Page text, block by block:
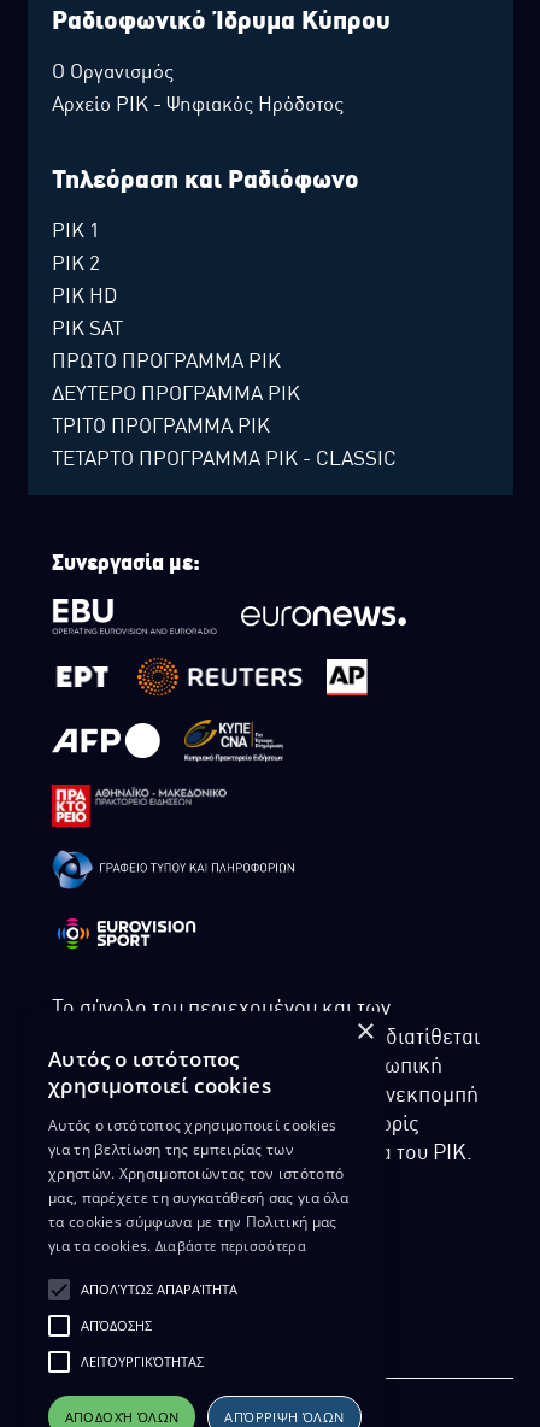
Ραδιοφωνικό Ίδρυμα Κύπρου
Ο Οργανισμός
Αρχείο ΡΙΚ - Ψηφιακός Ηρόδοτος
Τηλεόραση και Ραδιόφωνο
ΡΙΚ 1
ΡΙΚ 2
ΡΙΚ HD
ΡΙΚ SAT
ΠΡΩΤΟ ΠΡΟΓΡΑΜΜΑ ΡΙΚ
ΔΕΥΤΕΡΟ ΠΡΟΓΡΑΜΜΑ ΡΙΚ
ΤΡΙΤΟ ΠΡΟΓΡΑΜΜΑ ΡΙΚ
ΤΕΤΑΡΤΟ ΠΡΟΓΡΑΜΜΑ ΡΙΚ - CLASSIC
Συνεργασία με:
Το σύνολο του περιεχομένου και των
υπηρεσιών της ιστοσελίδας του ΡΙΚ διατίθεται
στους επισκέπτες αυστηρά για προσωπική
χρήση. Απαγορεύεται η χρήση ή επανεκπομπή
του, σε οποιοδήποτε μορφή, με ή χωρίς
επεξεργασία και χωρίς γραπτή άδεια του ΡΙΚ.
ΔΙΚΑΙΩΜΑ ΠΡΟΣΤΑΣΙΑΣ ΔΕΔΟΜΕΝΩΝ
ΔΙΑΘΕΣΗ ΑΡΧΕΙΑΚΟΥ ΥΛΙΚΟΥ
ΠΟΛΙΤΙΚΗ ΑΠΟΡΡΗΤΟΥ EUROVISION
×
Αυτός ο ιστότοπος
χρησιμοποιεί cookies
Αυτός ο ιστότοπος χρησιμοποιεί cookies
για τη βελτίωση της εμπειρίας των
χρηστών. Χρησιμοποιώντας τον ιστότοπό
μας, παρέχετε τη συγκατάθεσή σας για όλα
τα cookies σύμφωνα με την Πολιτική μας
για τα cookies. Διαβάστε περισσότερα
ΑΠΟΛΎΤΩΣ ΑΠΑΡΑΊΤΗΤΑ
ΑΠΌΔΟΣΗΣ
ΛΕΙΤΟΥΡΓΙΚΌΤΗΤΑΣ
ΑΠΟΔΟΧΉ ΌΛΩΝ ΑΠΌΡΡΙΨΗ ΌΛΩΝ